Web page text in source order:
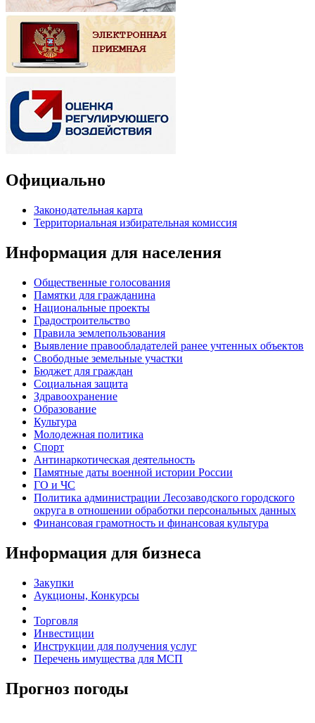
Официально
Законодательная карта
Территориальная избирательная комиссия
Информация для населения
Общественные голосования
Памятки для гражданина
Национальные проекты
Градостроительство
Правила землепользования
Выявление правообладателей ранее учтенных объектов
Свободные земельные участки
Бюджет для граждан
Социальная защита
Здравоохранение
Образование
Культура
Молодежная политика
Спорт
Антинаркотическая деятельность
Памятные даты военной истории России
ГО и ЧС
Политика администрации Лесозаводского городского
округа в отношении обработки персональных данных
Финансовая грамотность и финансовая культура
Информация для бизнеса
Закупки
Аукционы, Конкурсы
Торговля
Инвестиции
Инструкции для получения услуг
Перечень имущества для МСП
Прогноз погоды